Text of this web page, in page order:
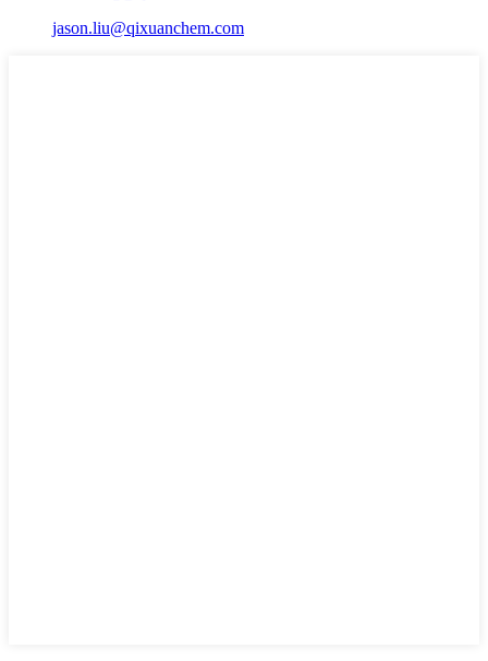
jason.liu@qixuanchem.com